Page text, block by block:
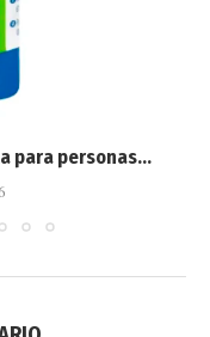
para personas...